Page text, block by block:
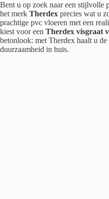
Bent u op zoek naar een stijlvolle
het merk Therdex precies wat u
prachtige pvc vloeren met een
kiest voor een Therdex visgraat
betonlook: met Therdex haalt u
duurzaamheid in huis.